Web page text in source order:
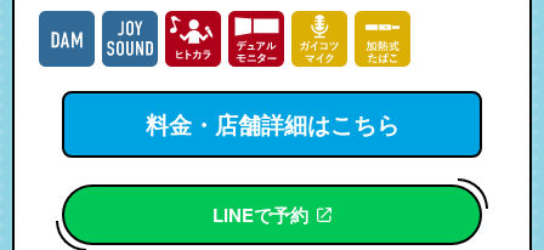
料金・店舗詳細はこちら
LINEで予約